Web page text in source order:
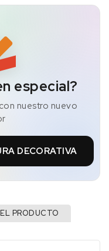
especial?
nuestro nuevo
DECORATIVA
PRODUCTO